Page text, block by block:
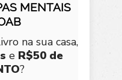
MENTAIS
na sua casa,
e R$50 de
?